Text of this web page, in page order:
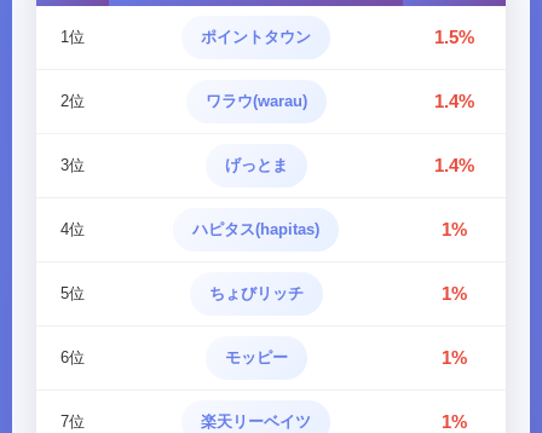
1位 ポイントタウン 1.5%
2位 ワラウ(warau) 1.4%
3位 げっとま 1.4%
4位 ハピタス(hapitas) 1%
5位 ちょびリッチ 1%
6位 モッピー 1%
7位 楽天リーベイツ 1%